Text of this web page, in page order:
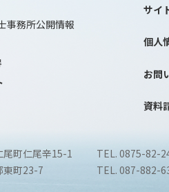
事務所公開情報
サイ
個人
お問
資料
尾町仁尾辛15-1
TEL. 0875-82-
東町23-7 TEL. 087-882-